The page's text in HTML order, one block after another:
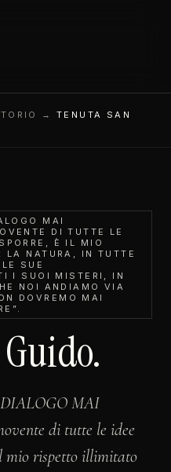
→TENUTA SAN
MAI
DI TUTTE LE
È IL MIO
LA NATURA, IN TUTTE
SUE
I SUOI MISTERI, IN
NOI ANDIAMO VIA
DOVREMO MAI
MAI
di tutte le idee
mio rispetto illimitato